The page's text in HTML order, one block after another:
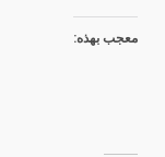
معجب بهذه: